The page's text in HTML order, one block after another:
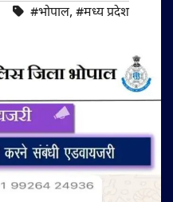
#भोपाल, #मध्य प्रदेश